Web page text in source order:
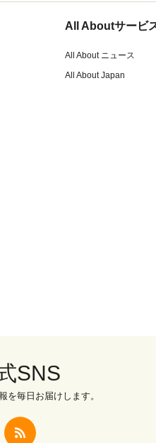
All Aboutサービ
All About ニュース
All About Japan
SNS
を毎日お届けします。